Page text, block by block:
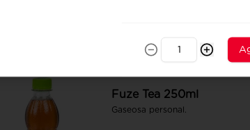
Fuze Tea 250ml
Gaseosa personal.